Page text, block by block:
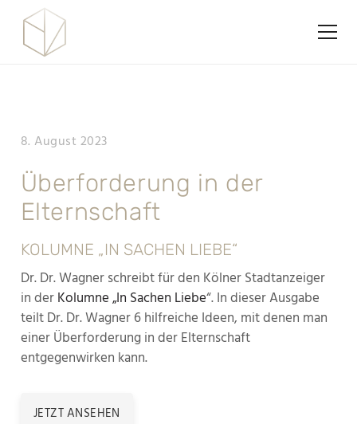
8. August 2023
Überforderung in der
Elternschaft
KOLUMNE „IN SACHEN LIEBE“
Dr. Dr. Wagner schreibt für den Kölner Stadtanzeiger
in derKolumne „In Sachen Liebe“. In dieser Ausgabe
teilt Dr. Dr. Wagner 6 hilfreiche Ideen, mit denen man
einer Überforderung in der Elternschaft
entgegenwirken kann.
JETZT ANSEHEN